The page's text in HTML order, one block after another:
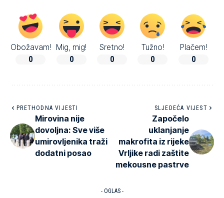
Obožavam!
0
Mig, mig!
0
Sretno!
0
Tužno!
0
Plačem!
0
PRETHODNA VIJESTI
Mirovina nije
dovoljna: Sve više
umirovljenika traži
dodatni posao
SLJEDEĆA VIJEST
Započelo
uklanjanje
makrofita iz rijeke
Vrljike radi zaštite
mekousne pastrve
- OGLAS -